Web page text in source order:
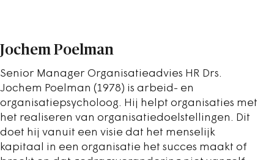
Jochem Poelman
Senior Manager Organisatieadvies HR Drs.
Jochem Poelman (1978) is arbeid- en
organisatiepsycholoog. Hij helpt organisaties met
het realiseren van organisatiedoelstellingen. Dit
doet hij vanuit een visie dat het menselijk
kapitaal in een organisatie het succes maakt of